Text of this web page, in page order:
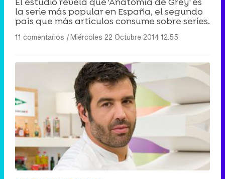
la serie más popular en España, el segundo
país que más artículos consume sobre series.
11 comentarios |Miércoles 22 Octubre 2014 12:55